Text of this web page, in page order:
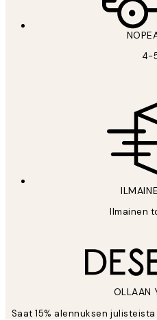
4-
Ilmainen
OLLAAN
Saat 15% alennuksen